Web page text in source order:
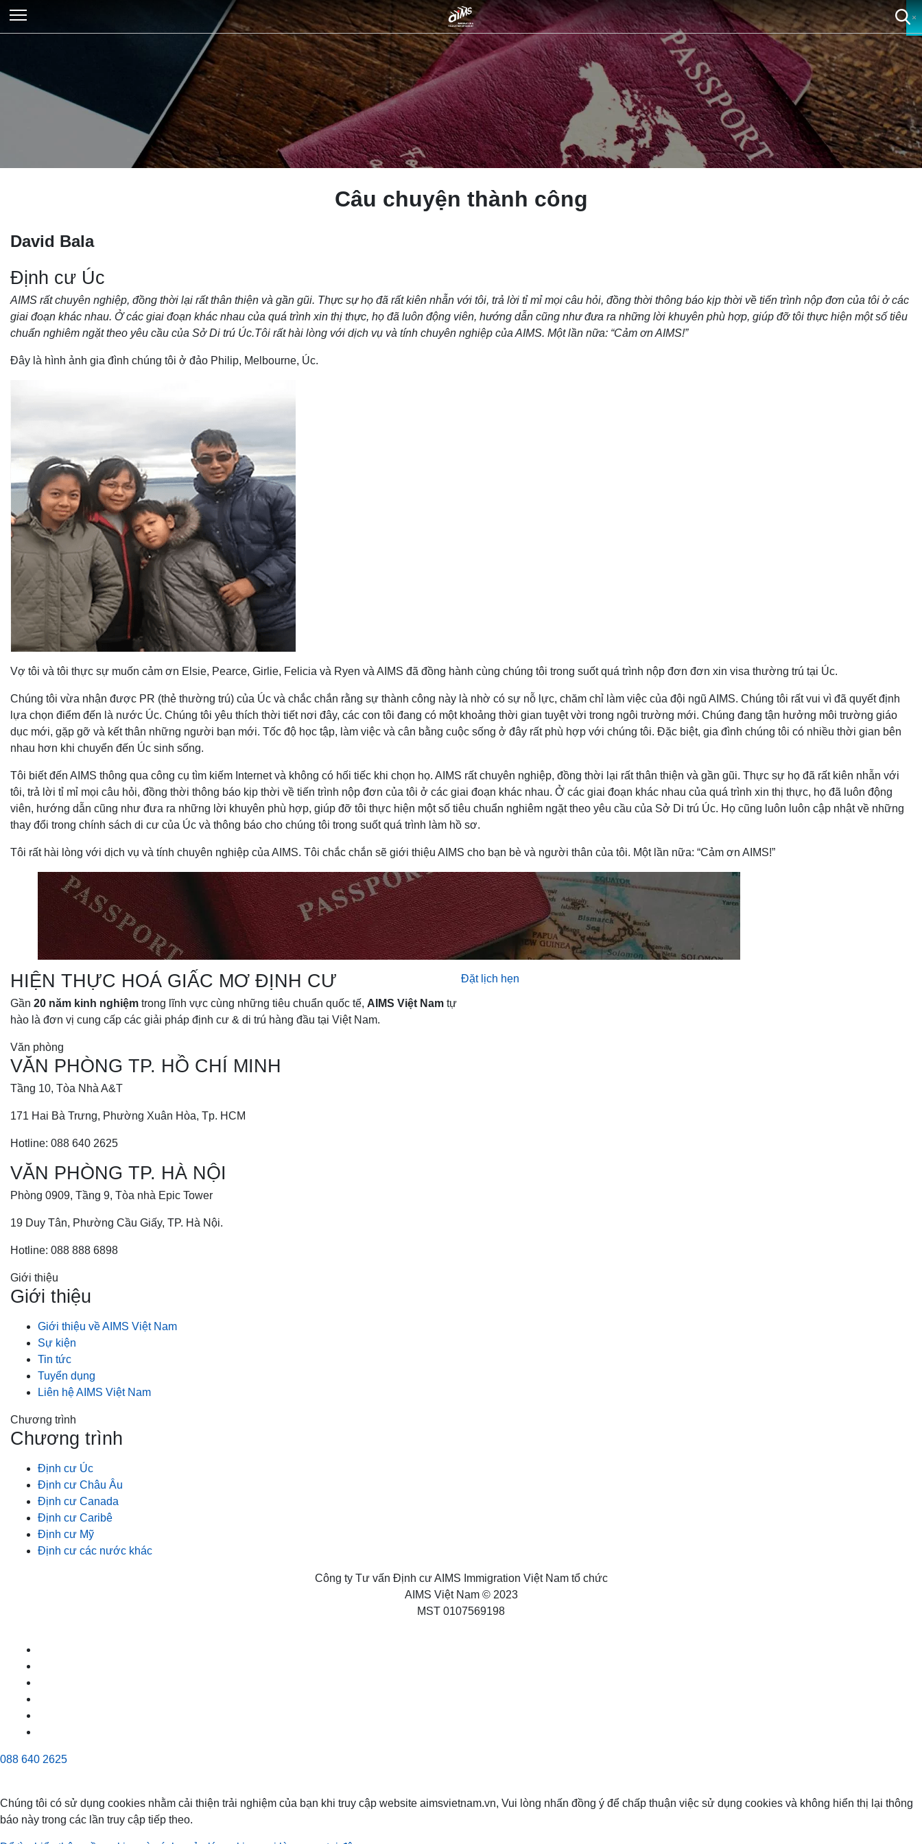
Câu chuyện thành công
David Bala
Định cư Úc
AIMS rất chuyên nghiệp, đồng thời lại rất thân thiện và gần gũi. Thực sự họ đã rất kiên nhẫn với tôi, trả lời tỉ mỉ mọi câu hỏi, đồng thời thông báo kịp thời về tiến trình nộp đơn của tôi ở các
giai đoạn khác nhau. Ở các giai đoạn khác nhau của quá trình xin thị thực, họ đã luôn động viên, hướng dẫn cũng như đưa ra những lời khuyên phù hợp, giúp đỡ tôi thực hiện một số tiêu
chuẩn nghiêm ngặt theo yêu cầu của Sở Di trú Úc.Tôi rất hài lòng với dịch vụ và tính chuyên nghiệp của AIMS. Một lần nữa: “Cảm ơn AIMS!”
Đây là hình ảnh gia đình chúng tôi ở đảo Philip, Melbourne, Úc.
Vợ tôi và tôi thực sự muốn cảm ơn Elsie, Pearce, Girlie, Felicia và Ryen và AIMS đã đồng hành cùng chúng tôi trong suốt quá trình nộp đơn đơn xin visa thường trú tại Úc.
Chúng tôi vừa nhận được PR (thẻ thường trú) của Úc và chắc chắn rằng sự thành công này là nhờ có sự nỗ lực, chăm chỉ làm việc của đội ngũ AIMS. Chúng tôi rất vui vì đã quyết định
lựa chọn điểm đến là nước Úc. Chúng tôi yêu thích thời tiết nơi đây, các con tôi đang có một khoảng thời gian tuyệt vời trong ngôi trường mới. Chúng đang tận hưởng môi trường giáo
dục mới, gặp gỡ và kết thân những người bạn mới. Tốc độ học tập, làm việc và cân bằng cuộc sống ở đây rất phù hợp với chúng tôi. Đặc biệt, gia đình chúng tôi có nhiều thời gian bên
nhau hơn khi chuyển đến Úc sinh sống.
Tôi biết đến AIMS thông qua công cụ tìm kiếm Internet và không có hối tiếc khi chọn họ. AIMS rất chuyên nghiệp, đồng thời lại rất thân thiện và gần gũi. Thực sự họ đã rất kiên nhẫn với
tôi, trả lời tỉ mỉ mọi câu hỏi, đồng thời thông báo kịp thời về tiến trình nộp đơn của tôi ở các giai đoạn khác nhau. Ở các giai đoạn khác nhau của quá trình xin thị thực, họ đã luôn động
viên, hướng dẫn cũng như đưa ra những lời khuyên phù hợp, giúp đỡ tôi thực hiện một số tiêu chuẩn nghiêm ngặt theo yêu cầu của Sở Di trú Úc. Họ cũng luôn luôn cập nhật về những
thay đổi trong chính sách di cư của Úc và thông báo cho chúng tôi trong suốt quá trình làm hồ sơ.
Tôi rất hài lòng với dịch vụ và tính chuyên nghiệp của AIMS. Tôi chắc chắn sẽ giới thiệu AIMS cho bạn bè và người thân của tôi. Một lần nữa: “Cảm ơn AIMS!”
HIỆN THỰC HOÁ GIẤC MƠ ĐỊNH CƯ
Gần 20 năm kinh nghiệm trong lĩnh vực cùng những tiêu chuẩn quốc tế, AIMS Việt Nam tự
hào là đơn vị cung cấp các giải pháp định cư & di trú hàng đầu tại Việt Nam.
Đặt lịch hẹn
Văn phòng
VĂN PHÒNG TP. HỒ CHÍ MINH
Tầng 10, Tòa Nhà A&T
171 Hai Bà Trưng, Phường Xuân Hòa, Tp. HCM
Hotline: 088 640 2625
VĂN PHÒNG TP. HÀ NỘI
Phòng 0909, Tầng 9, Tòa nhà Epic Tower
19 Duy Tân, Phường Cầu Giấy, TP. Hà Nội.
Hotline: 088 888 6898
Giới thiệu
Giới thiệu
Giới thiệu về AIMS Việt Nam
Sự kiện
Tin tức
Tuyển dụng
Liên hệ AIMS Việt Nam
Chương trình
Chương trình
Định cư Úc
Định cư Châu Âu
Định cư Canada
Định cư Caribê
Định cư Mỹ
Định cư các nước khác
Công ty Tư vấn Định cư AIMS Immigration Việt Nam tổ chức
AIMS Việt Nam © 2023
MST 0107569198
088 640 2625
Chúng tôi có sử dụng cookies nhằm cải thiện trải nghiệm của bạn khi truy cập website aimsvietnam.vn, Vui lòng nhấn đồng ý để chấp thuận việc sử dụng cookies và không hiển thị lại thông
báo này trong các lần truy cập tiếp theo.
×
×
×
×